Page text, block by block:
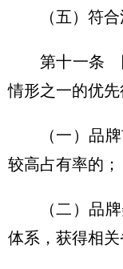
（五）符
第十一条
情形之一的优先
（一）品
较高占有率的；
（二）品
体系，获得相关